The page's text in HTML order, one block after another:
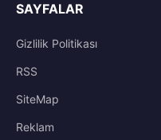
SAYFALAR
Gizlilik Politikası
RSS
SiteMap
Reklam